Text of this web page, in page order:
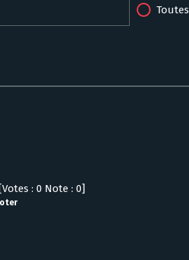
Toutes
[Votes : 0 Note : 0]